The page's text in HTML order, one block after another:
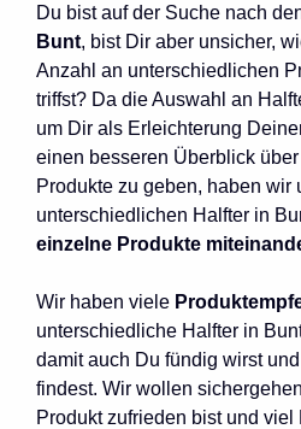
Du bist auf der Suche nach
Bunt, bist Dir aber unsicher,
Anzahl an unterschiedlichen
triffst? Da die Auswahl an
um Dir als Erleichterung
einen besseren Überblick
Produkte zu geben, haben wir
unterschiedlichen Halfter in
einzelne Produkte
Wir haben viele
unterschiedliche Halfter in
damit auch Du fündig wirst
findest. Wir wollen
Produkt zufrieden bist und viel